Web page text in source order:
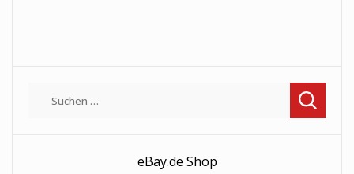
nach:
eBay.de Shop